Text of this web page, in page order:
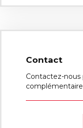
Contact
Contactez-